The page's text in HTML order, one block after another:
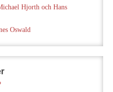
Hjorth och Hans
Oswald